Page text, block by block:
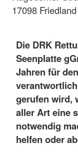
17098 Friedland
Die DRK
Seenplatte
Jahren für
gerufen wird,
aller Art eine
notwendig
helfen oder